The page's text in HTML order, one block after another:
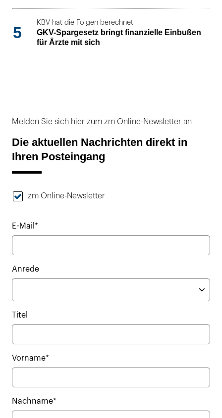
5
KBV hat die Folgen berechnet
GKV-Spargesetz bringt finanzielle Einbußen
für Ärzte mit sich
Melden Sie sich hier zum zm Online-Newsletter an
Die aktuellen Nachrichten direkt in
Ihren Posteingang
zm Online-Newsletter
E-Mail*
Anrede
Titel
Vorname*
Nachname*